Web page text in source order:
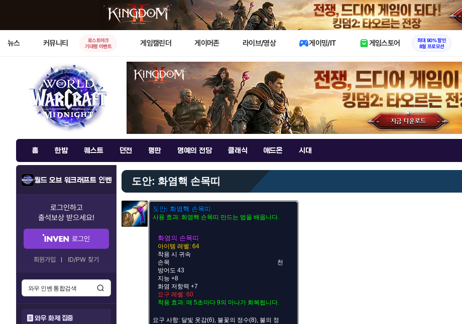
X
뉴스 커뮤니티
로스트아크
기대평 이벤트
게임캘린더 게이머존 라이브/영상 게이밍/IT 게임스토어
최대 90% 할인
8월 프로모션
홈 한밤 퀘스트 던전 평판 명예의 전당 클래식 애드온 시대
월드 오브 워크래프트 인벤
로그인하고
출석보상 받으세요!
로그인
회원가입 ID/PW 찾기
와우 화제 집중
도안: 화염핵 손목띠
도안: 화염핵 손목띠
사용 효과: 화염핵 손목띠 만드는 법을 배웁니다.
화염의 손목띠
아이템 레벨: 64
착용 시 귀속
손목
천
방어도 43
지능 +8
화염 저항력 +7
요구 레벨: 60
착용 효과: 매 5초마다 9의 마나가 회복됩니다.
요구 사항: 달빛 옷감(6), 불꽃의 정수(8), 불의 정